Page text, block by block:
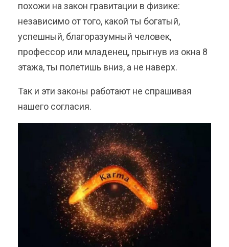
похожи на закон гравитации в физике:
независимо от того, какой ты богатый,
успешный, благоразумный человек,
профессор или младенец, прыгнув из окна 8
этажа, ты полетишь вниз, а не наверх.
Так и эти законы работают не спрашивая
нашего согласия.